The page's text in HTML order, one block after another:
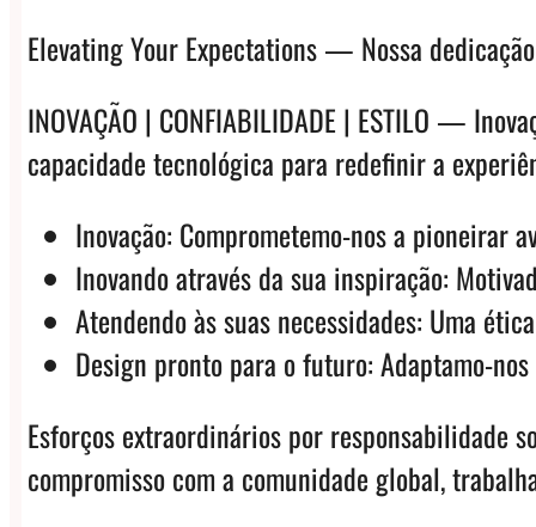
Elevating Your Expectations — Nossa
INOVAÇÃO | CONFIABILIDADE | ESTILO —
capacidade tecnológica para redefinir a
Inovação: Comprometemo-nos a pioneirar
Inovando através da sua inspiração:
Atendendo às suas necessidades: Uma
Design pronto para o futuro: Adaptamo-
Esforços extraordinários por responsabilidade
compromisso com a comunidade global,